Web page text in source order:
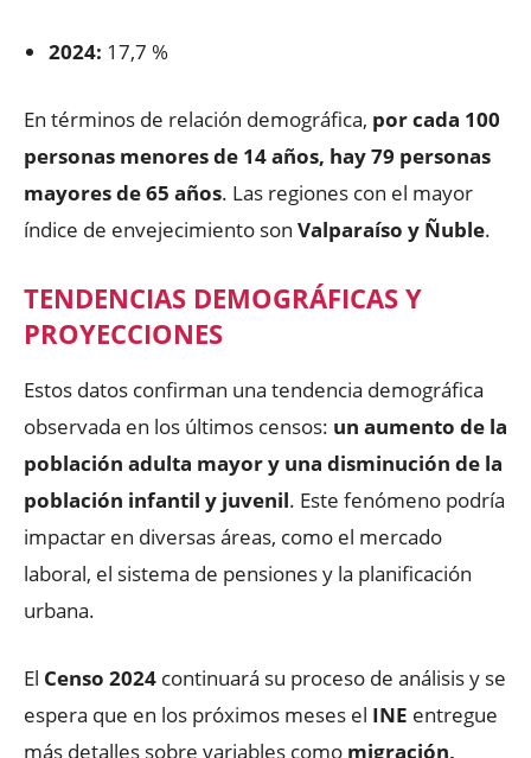
2024: 17,7 %
En términos de relación demográfica, por cada 100
personas menores de 14 años, hay 79 personas
mayores de 65 años. Las regiones con el mayor
índice de envejecimiento son Valparaíso y Ñuble.
TENDENCIAS DEMOGRÁFICAS Y
PROYECCIONES
Estos datos confirman una tendencia demográfica
observada en los últimos censos: un aumento de la
población adulta mayor y una disminución de la
población infantil y juvenil. Este fenómeno podría
impactar en diversas áreas, como el mercado
laboral, el sistema de pensiones y la planificación
urbana.
El Censo 2024 continuará su proceso de análisis y se
espera que en los próximos meses el INE entregue
más detalles sobre variables como migración,